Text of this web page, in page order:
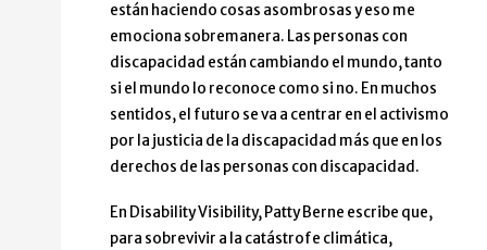
están haciendo cosas asombrosas y eso me
emociona sobremanera. Las personas con
discapacidad están cambiando el mundo, tanto
si el mundo lo reconoce como si no. En muchos
sentidos, el futuro se va a centrar en el activismo
por la justicia de la discapacidad más que en los
derechos de las personas con discapacidad.
En Disability Visibility, Patty Berne escribe que,
para sobrevivir a la catástrofe climática,